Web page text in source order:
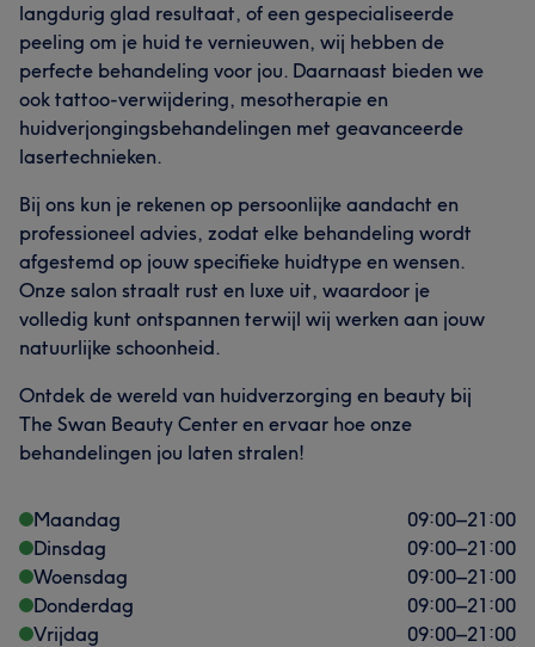
langdurig glad resultaat, of een gespecialiseerde
peeling om je huid te vernieuwen, wij hebben de
perfecte behandeling voor jou. Daarnaast bieden we
ook tattoo-verwijdering, mesotherapie en
huidverjongingsbehandelingen met geavanceerde
lasertechnieken.
Bij ons kun je rekenen op persoonlijke aandacht en
professioneel advies, zodat elke behandeling wordt
afgestemd op jouw specifieke huidtype en wensen.
Onze salon straalt rust en luxe uit, waardoor je
volledig kunt ontspannen terwijl wij werken aan jouw
natuurlijke schoonheid.
Ontdek de wereld van huidverzorging en beauty bij
The Swan Beauty Center en ervaar hoe onze
behandelingen jou laten stralen!
Maandag 09:00–21:00
Dinsdag
09:00–21:00
Woensdag
09:00–21:00
Donderdag
09:00–21:00
Vrijdag
09:00–21:00